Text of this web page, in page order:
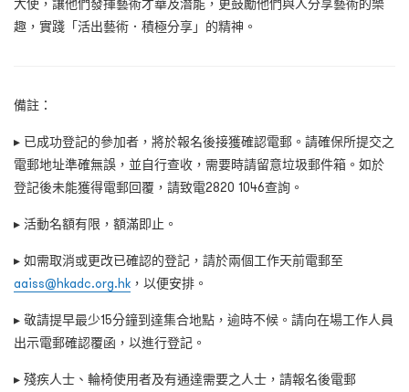
大使，讓他們發揮藝術才華及潛能，更鼓勵他們與人分享藝術的樂
趣，實踐「活出藝術．積極分享」的精神。
備註：
▸ 已成功登記的參加者，將於報名後接獲確認電郵。請確保所提交之
電郵地址準確無誤，並自行查收，需要時請留意垃圾郵件箱。如於
登記後未能獲得電郵回覆，請致電2820 1046查詢。
▸ 活動名額有限，額滿即止。
▸ 如需取消或更改已確認的登記，請於兩個工作天前電郵至
aaiss@hkadc.org.hk ，以便安排。
▸ 敬請提早最少15分鐘到達集合地點，逾時不候。請向在場工作人員
出示電郵確認覆函，以進行登記。
▸ 殘疾人士、輪椅使用者及有通達需要之人士，請報名後電郵